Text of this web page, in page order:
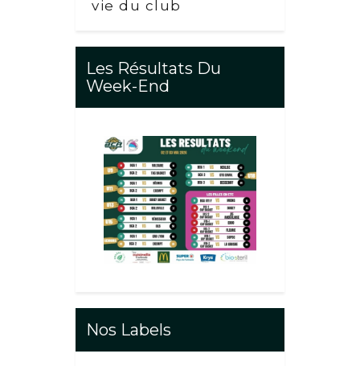
vie du club
Les Résultats Du
Week-End
Nos Labels